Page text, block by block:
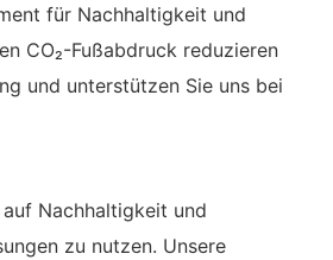
für Nachhaltigkeit und
CO₂-Fußabdruck reduzieren
und unterstützen Sie uns bei
Nachhaltigkeit und
zu nutzen. Unsere